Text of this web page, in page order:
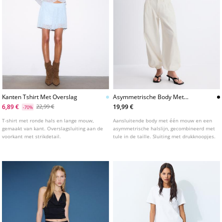
Kanten Tshirt Met Overslag
6,89 €
-70% 22,99 €
T-shirt met ronde hals en lange mouw,
gemaakt van kant. Overslagsluiting aan de
voorkant met strikdetail.
Asymmetrische Body Met
Transparantie
19,99 €
Aansluitende body met één mouw en een
asymmetrische halslijn, gecombineerd met
tule in de taille. Sluiting met drukknoopjes.